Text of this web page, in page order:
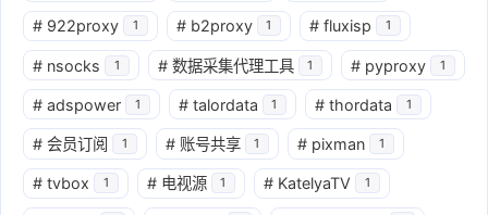
# 922proxy 1 # b2proxy 1 # fluxisp 1
# nsocks 1 # 数据采集代理工具 1 # pyproxy 1
# adspower 1 # talordata 1 # thordata 1
# 会员订阅 1 # 账号共享 1 # pixman 1
# tvbox 1 # 电视源 1 # KatelyaTV 1